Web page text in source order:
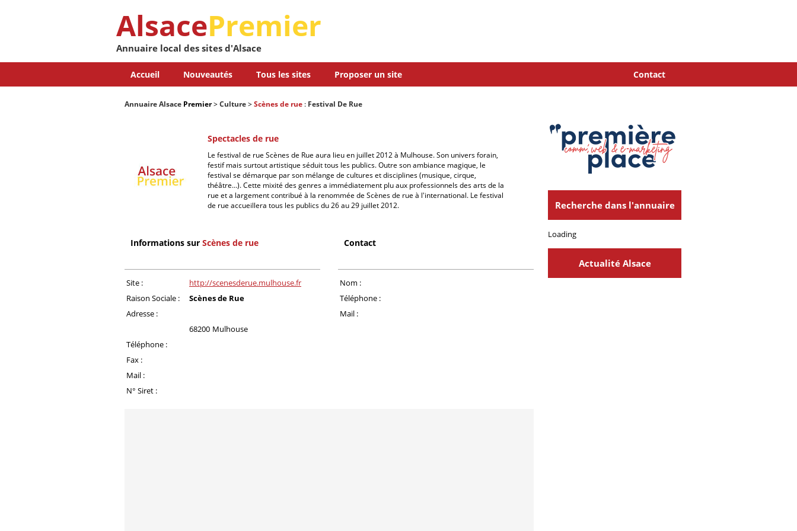
AlsacePremier
Annuaire local des sites d'Alsace
Accueil Nouveautés Tous les sites Proposer un site Contact
Annuaire Alsace Premier>Culture>Scènes de rue : Festival De Rue
Spectacles de rue
Le festival de rue Scènes de Rue aura lieu en juillet 2012 à Mulhouse. Son univers forain,
festif mais surtout artistique séduit tous les publics. Outre son ambiance magique, le
festival se démarque par son mélange de cultures et disciplines (musique, cirque,
théâtre...). Cette mixité des genres a immédiatement plu aux professionnels des arts de la
rue et a largement contribué à la renommée de Scènes de rue à l'international. Le festival
de rue accueillera tous les publics du 26 au 29 juillet 2012.
Informations sur Scènes de rue Contact
Site :
http://scenesderue.mulhouse.fr
Raison Sociale :
Scènes de Rue
Adresse :
68200 Mulhouse
Téléphone :
Fax :
Mail :
N° Siret :
Nom :
Téléphone :
Mail :
Recherche dans l'annuaire
Loading
Actualité Alsace